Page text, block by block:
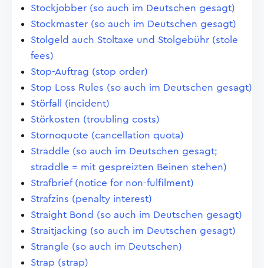
Stockjobber (so auch im Deutschen gesagt)
Stockmaster (so auch im Deutschen gesagt)
Stolgeld auch Stoltaxe und Stolgebühr (stole
fees)
Stop-Auftrag (stop order)
Stop Loss Rules (so auch im Deutschen gesagt)
Störfall (incident)
Störkosten (troubling costs)
Stornoquote (cancellation quota)
Straddle (so auch im Deutschen gesagt;
straddle = mit gespreizten Beinen stehen)
Strafbrief (notice for non-fulfilment)
Strafzins (penalty interest)
Straight Bond (so auch im Deutschen gesagt)
Straitjacking (so auch im Deutschen gesagt)
Strangle (so auch im Deutschen)
Strap (strap)